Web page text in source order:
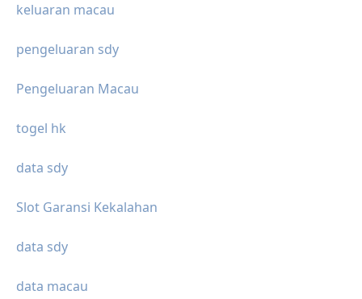
keluaran macau
pengeluaran sdy
Pengeluaran Macau
togel hk
data sdy
Slot Garansi Kekalahan
data sdy
data macau